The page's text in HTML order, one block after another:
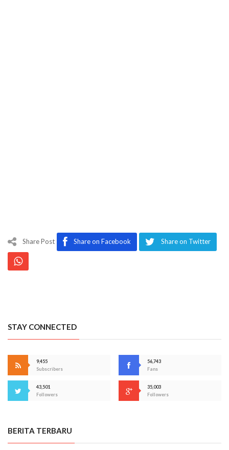
Share Post Share on Facebook Share on Twitter
STAY CONNECTED
9,455
Subscribers
56,743
Fans
43,501
Followers
35,003
Followers
BERITA TERBARU